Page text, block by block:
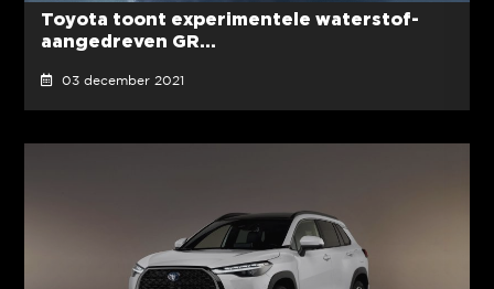
Toyota toont experimentele waterstof-
aangedreven GR...
03 december 2021